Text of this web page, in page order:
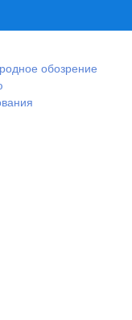
обозрение